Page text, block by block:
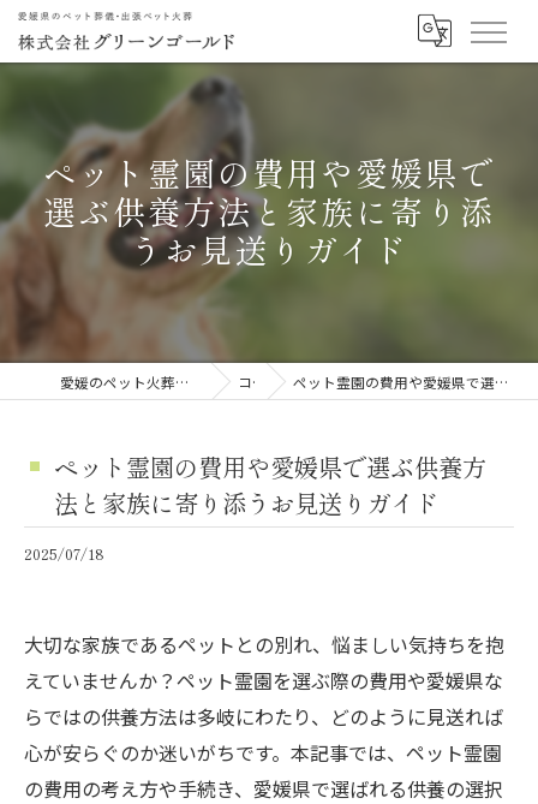
ペット霊園の費用や愛媛県で
選ぶ供養方法と家族に寄り添
うお見送りガイド
愛媛のペット火葬なら株式会社グリーンゴールド コラム ペット霊園の費用や愛媛県で選ぶ供養方法と家族に寄り添うお見送りガイド
ペット霊園の費用や愛媛県で選ぶ供養方
法と家族に寄り添うお見送りガイド
2025/07/18
大切な家族であるペットとの別れ、悩ましい気持ちを抱
えていませんか？ペット霊園を選ぶ際の費用や愛媛県な
らではの供養方法は多岐にわたり、どのように見送れば
心が安らぐのか迷いがちです。本記事では、ペット霊園
の費用の考え方や手続き、愛媛県で選ばれる供養の選択